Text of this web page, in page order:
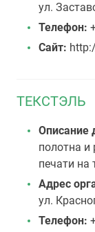
ул.
Телефон:
Сайт:
ТЕКСТЭЛЬ
Описание
полотна
печати на
Адрес
ул.
Телефон: